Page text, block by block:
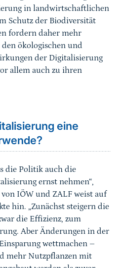
in landwirtschaftlichen
Schutz der Biodiversität
fordern daher mehr
ökologischen und
der Digitalisierung
allem auch zu ihren
eine
die Politik auch die
ernst nehmen“,
IÖW und ZALF weist auf
hin. „Zunächst steigern die
die Effizienz, zum
Aber Änderungen in der
wettmachen –
mehr Nutzpflanzen mit